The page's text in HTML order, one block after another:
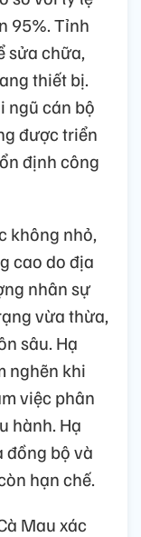
95%. Tỉnh
sửa chữa,
thiết bị.
ngũ cán bộ
được triển
định công
không nhỏ,
cao do địa
nhân sự
vừa thừa,
sâu. Hạ
nghẽn khi
việc phân
hành. Hạ
đồng bộ và
hạn chế.
Mau xác